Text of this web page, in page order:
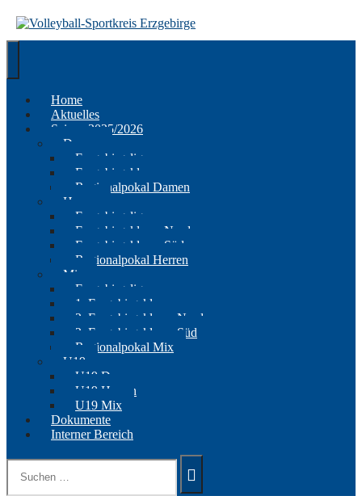
zum
Inhalt
Home
Aktuelles
Saison 2025/2026
Damen
Erzgebirgsliga
Erzgebirgsklasse
Regionalpokal Damen
Herren
Erzgebirgsliga
Erzgebirgsklasse Nord
Erzgebirgsklasse Süd
Regionalpokal Herren
Mix
Erzgebirgsliga
1. Erzgebirgsklasse
2. Erzgebirgsklasse Nord
2. Erzgebirgsklasse Süd
Regionalpokal Mix
U19
U19 Damen
U19 Herren
U19 Mix
Dokumente
Interner Bereich
Suchen
nach: